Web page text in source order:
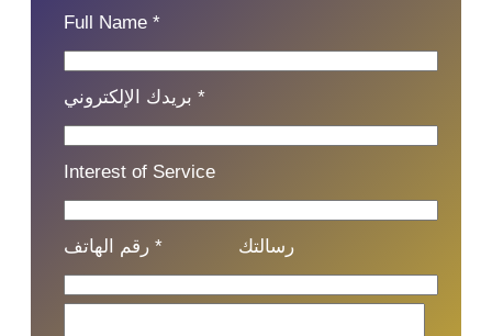
Full Name *
بريدك الإلكتروني *
Interest of Service
رقم الهاتف * رسالتك